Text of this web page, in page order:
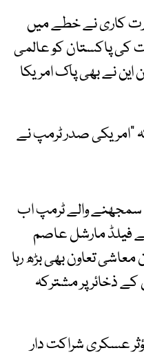
کاری نے خطے میں
کی پاکستان کو عالمی
نے بھی پاک امریکا
کہ "امریکی صدر ٹرمپ نے
سمجھنے والے ٹرمپ اب
فیلڈ مارشل عاصم
معاشی تعاون بھی بڑھ رہا
کے ذخائر پر مشترکہ
عسکری شراکت دار